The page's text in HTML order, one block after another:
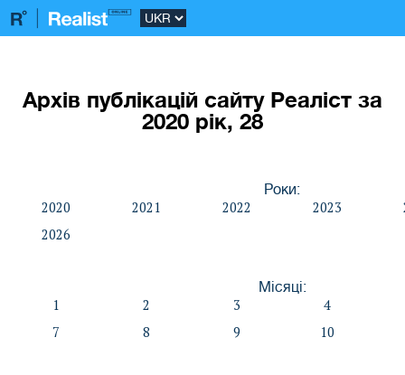
Архів публікацій сайту Реаліст за
2020 рік, 28
Роки:
2020 2021 2022 2023
2026
Місяці:
1 2 3
4
7
8 9 10